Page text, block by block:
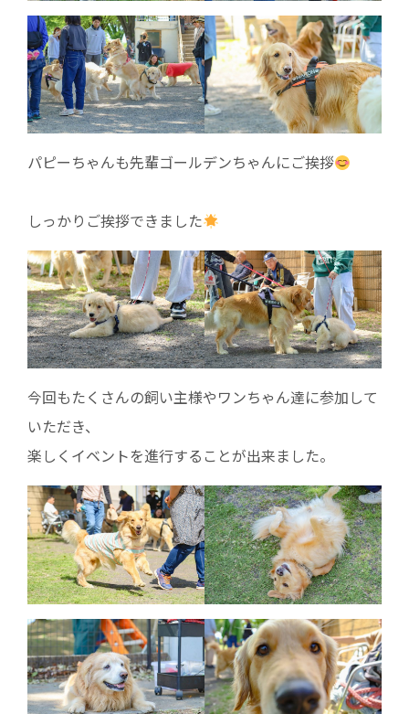
パピーちゃんも先輩ゴールデンちゃんにご挨拶
しっかりご挨拶できました
今回もたくさんの飼い主様やワンちゃん達に参加して
いただき、
楽しくイベントを進行することが出来ました。